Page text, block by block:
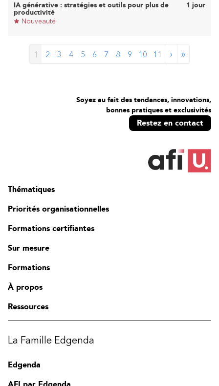
IA générative : stratégies et outils pour plus de
productivité
Nouveauté
1 jour
1 2 3 4 5 6 7 8 9 10 11 › »
Soyez au fait des tendances, innovations,
bonnes pratiques et exclusivités
Restez en contact
Thématiques
Priorités organisationnelles
Formations certifiantes
Sur mesure
Formations
À propos
Ressources
La Famille Edgenda
Edgenda